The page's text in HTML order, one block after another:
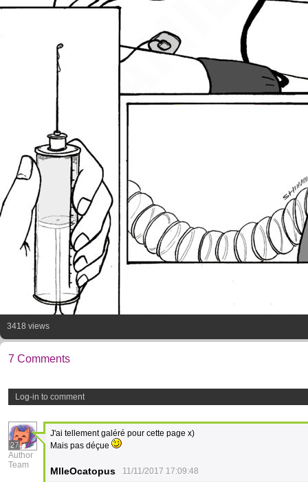
3418 views
7 Comments
Log-in to comment
27
Author
Team
J'ai tellement galéré pour cette page x)
Mais pas déçue
MlleOcatopus 11/11/2017 17:09:48